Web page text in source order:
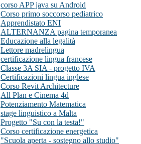
corso APP java su Android
Corso primo soccorso pediatrico
Apprendistato ENI
ALTERNANZA pagina temporanea
Educazione alla legalità
Lettore madrelingua
certificazione lingua francese
Classe 3A SIA - progetto IVA
Certificazioni lingua inglese
Corso Revit Architecture
All Plan e Cinema 4d
Potenziamento Matematica
stage linguistico a Malta
Progetto "Su con la testa!"
Corso certificazione energetica
"Scuola aperta - sostegno allo studio"